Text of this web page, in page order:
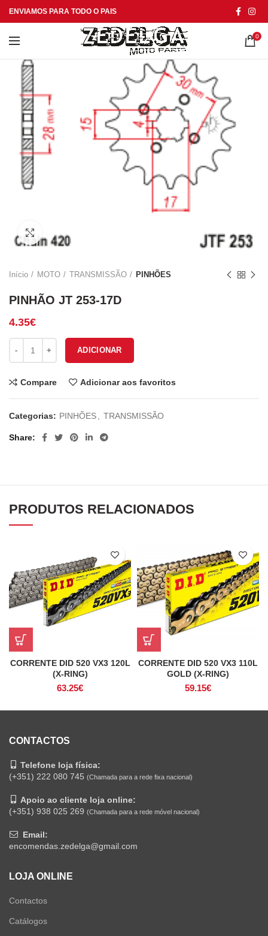
ENVIAMOS PARA TODO O PAIS
0
Click to enlarge
Início MOTO TRANSMISSÃO PINHÕES
PINHÃO JT 253-17D
4.35€
ADICIONAR
Compare Adicionar aos favoritos
Categorias: PINHÕES TRANSMISSÃO
Share
PRODUTOS RELACIONADOS
CORRENTE DID 520 VX3 120L
(X-RING)
63.25€
CORRENTE DID 520 VX3 110L
GOLD (X-RING)
59.15€
CONTACTOS
Telefone loja física:
(+351) 222 080 745 (Chamada para a rede fixa nacional)
Apoio ao cliente loja online:
(+351) 938 025 269 (Chamada para a rede móvel nacional)
Email:
encomendas.zedelga@gmail.com
LOJA ONLINE
Contactos
Catálogos